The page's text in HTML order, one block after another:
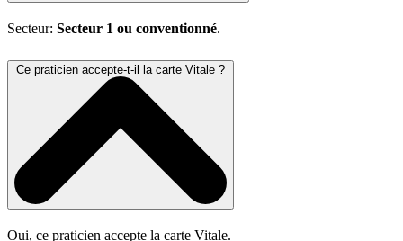
Secteur: Secteur 1 ou conventionné.
Ce praticien accepte-t-il la carte Vitale ?
Oui, ce praticien accepte la carte Vitale.